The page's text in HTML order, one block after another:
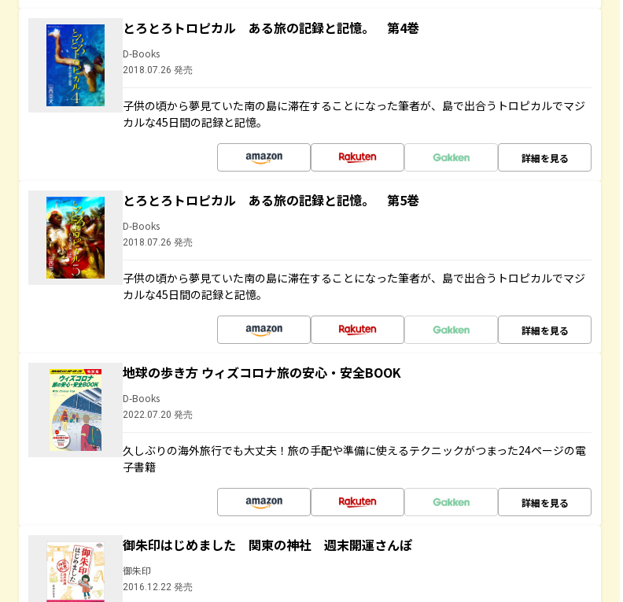
とろとろトロピカル ある旅の記録と記憶。 第4巻
D-Books
2018.07.26 発売
子供の頃から夢見ていた南の島に滞在することになった筆者が、島で出合うトロピカルでマジ
カルな45日間の記録と記憶。
詳細を見る
とろとろトロピカル ある旅の記録と記憶。 第5巻
D-Books
2018.07.26 発売
子供の頃から夢見ていた南の島に滞在することになった筆者が、島で出合うトロピカルでマジ
カルな45日間の記録と記憶。
詳細を見る
地球の歩き方 ウィズコロナ旅の安心・安全BOOK
D-Books
2022.07.20 発売
久しぶりの海外旅行でも大丈夫！旅の手配や準備に使えるテクニックがつまった24ページの電
子書籍
詳細を見る
御朱印はじめました 関東の神社 週末開運さんぽ
御朱印
2016.12.22 発売